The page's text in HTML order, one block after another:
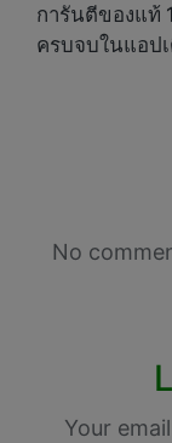
การันตีของแท้
ครบจบในแอป
No
Your